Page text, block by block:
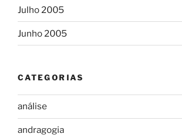
Julho 2005
Junho 2005
CATEGORIAS
análise
andragogia